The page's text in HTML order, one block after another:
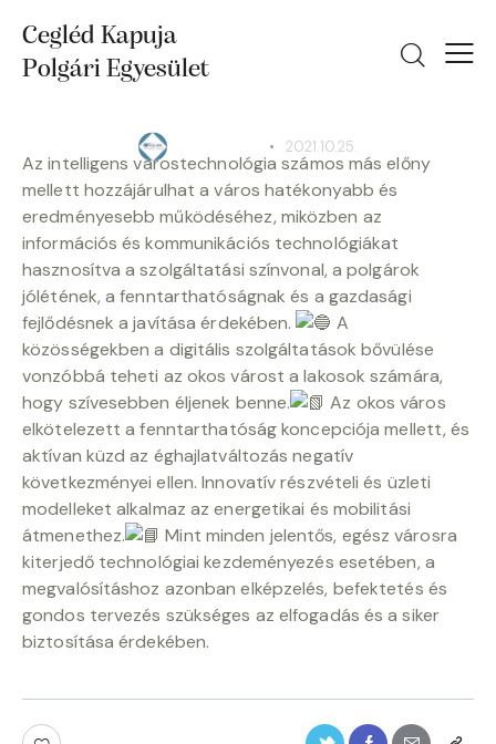
Cegléd Kapuja
Polgári Egyesület
2021.10.25.
Az intelligens várostechnológia számos más előny
mellett hozzájárulhat a város hatékonyabb és
eredményesebb működéséhez, miközben az
információs és kommunikációs technológiákat
hasznosítva a szolgáltatási színvonal, a polgárok
jólétének, a fenntarthatóságnak és a gazdasági
fejlődésnek a javítása érdekében.
A
közösségekben a digitális szolgáltatások bővülése
vonzóbbá teheti az okos várost a lakosok számára,
hogy szívesebben éljenek benne.
Az okos város
elkötelezett a fenntarthatóság koncepciója mellett, és
aktívan küzd az éghajlatváltozás negatív
következményei ellen. Innovatív részvételi és üzleti
modelleket alkalmaz az energetikai és mobilitási
átmenethez.
Mint minden jelentős, egész városra
kiterjedő technológiai kezdeményezés esetében, a
megvalósításhoz azonban elképzelés, befektetés és
gondos tervezés szükséges az elfogadás és a siker
biztosítása érdekében.